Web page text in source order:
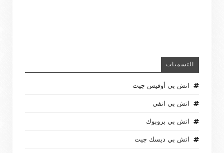
التسميات
اتش بي أوفيس جيت
اتش بي انفي
اتش بي بروبوك
اتش بي ديسك جيت